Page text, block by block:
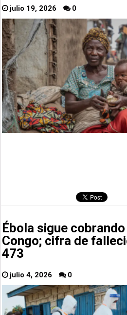
julio 19, 2026 0
Ébola sigue
Congo; cifra de
473
julio 4, 2026 0